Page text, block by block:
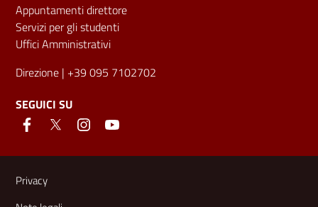
Appuntamenti direttore
Servizi per gli studenti
Uffici Amministrativi
Direzione | +39 095 7102702
SEGUICI SU
Link e informazioni utili
Privacy